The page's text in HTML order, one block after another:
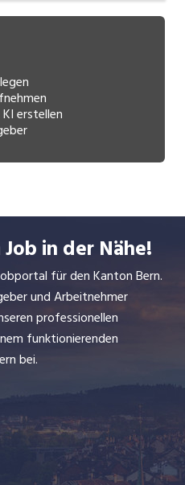
erstellen
in der Nähe!
für den Kanton Bern.
und Arbeitnehmer
professionellen
funktionierenden
bei.